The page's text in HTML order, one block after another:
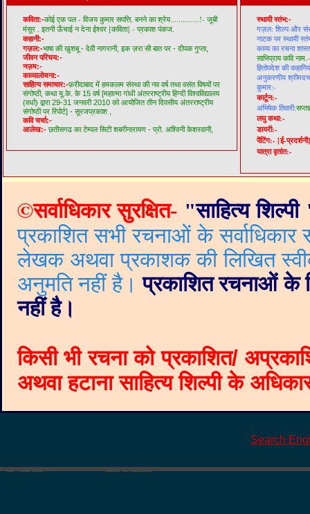
कविता:-कोई एक पल - विजय कुमार सपत्ति, बनने का श्रेय..............!- जूबी
मंसूर , इतनी ऊँचाई न देना ईश्वर [कविता] - प्रकाश पंकज,
कहानी:-
गज़ल:-भाषा की खुशबू - देवी नागरानी, इक ज़रा सी बात पर - दीपक गुप्ता,
जीवन परिचय:-
नज़म:-
काव्यालोचना:-
साहित्य समाचार:-फ़रीदाबाद में हमकलम संस्था की नव वर्ष तथा वसंत विषयों पर
संगोष्ठी, कथा यू.के. के 15 वर्ष [महात्मा गांधी अंतरराष्ट्रीय हिन्दी विश्वविद्यालय
(वर्धा) द्वारा 29-31 जनवरी 2010 को आयोजित तीन दिवसीय अंतरराष्ट्रीय
संगोष्ठी पर रिपोर्ट] - सूरजप्रकाश ,
कवि चर्चा:-
आलेख:- छतीसगढ का टेम्पल सिटी शबरीनारायण - प्रो. अश्विनी केशरवानी,
स्थायी स्तंभ:-
गज़ल: शिल्प और
नाटक पर स्थायी
काव्य का रचना
साभिप्राय कवि
हितोपदेश की
अनुकरणीय
कुमार:-
कार्टून:-
अभिषेक तिवारी:
लघु कथा:-
डायरी:-
पेंटिंग:- [ई-
यात्रा वृतांत:-
©सर्वाधिकार सुरक्षित- "साहित्य शिल्पी
प्रकाशित सभी रचनाओं के
लेखक अथवा प्रकाशक की लिखित
अनुमति नहीं है। प्रकाशित रचनाओं के
नहीं है।
किसी भी रचना को प्रकाशित/
अथवा हटाना साहित्य शिल्पी के
Search